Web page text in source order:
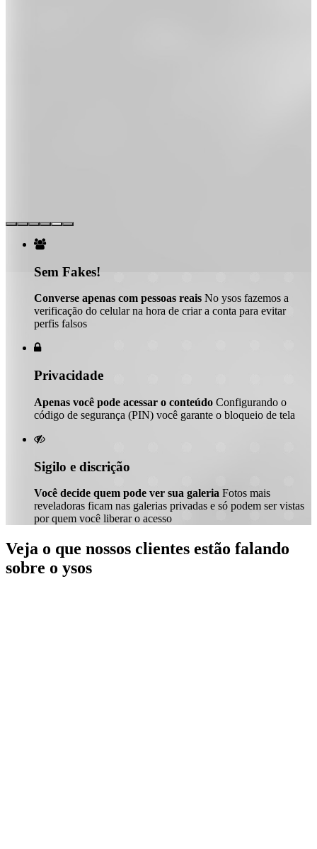

Sem Fakes!
Converse apenas com pessoas reais No ysos fazemos a
verificação do celular na hora de criar a conta para evitar
perfis falsos

Privacidade
Apenas você pode acessar o conteúdo Configurando o
código de segurança (PIN) você garante o bloqueio de tela

Sigilo e discrição
Você decide quem pode ver sua galeria Fotos mais
reveladoras ficam nas galerias privadas e só podem ser vistas
por quem você liberar o acesso
Veja o que nossos clientes estão falando
sobre o ysos